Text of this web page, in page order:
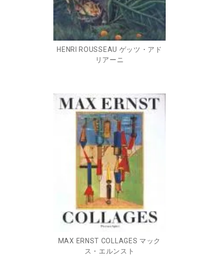
HENRI ROUSSEAU ゲッツ・アド
リアーニ
MAX ERNST COLLAGES マック
ス・エルンスト